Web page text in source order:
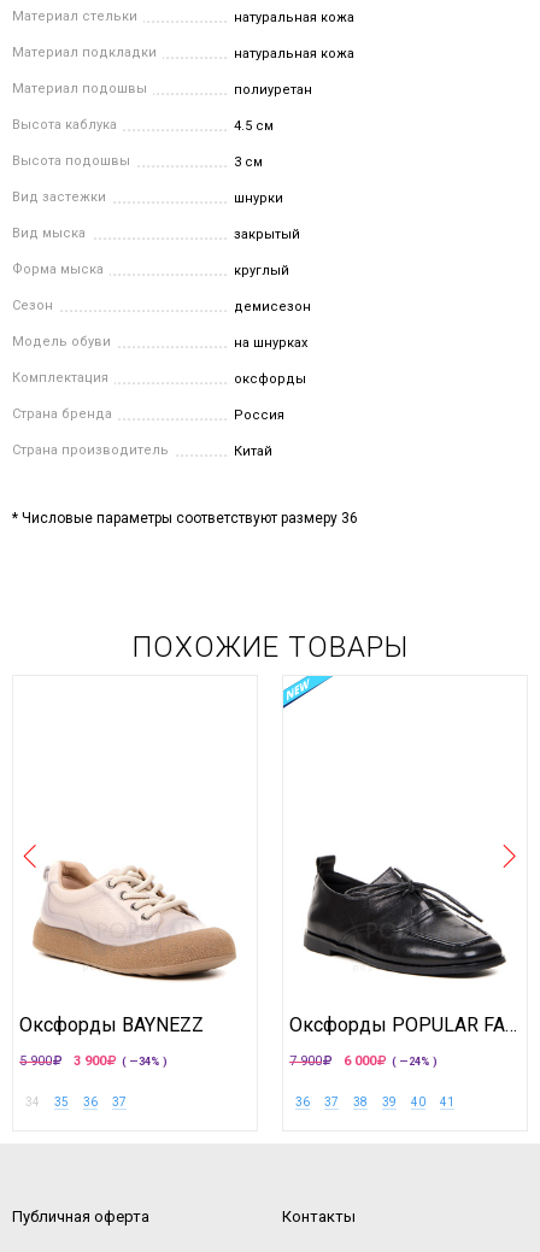
Материал стельки натуральная кожа
Материал подкладки натуральная кожа
Материал подошвы полиуретан
Высота каблука 4.5 см
Высота подошвы 3 см
Вид застежки шнурки
Вид мыска закрытый
Форма мыска круглый
Сезон демисезон
Модель обуви на шнурках
Комплектация оксфорды
Страна бренда Россия
Страна производитель Китай
* Числовые параметры соответствуют размеру 36
ПОХОЖИЕ ТОВАРЫ
Оксфорды BAYNEZZ
5 900 3 900 ( —34% )
34 35 36 37
Оксфорды POPULAR FASHION
7 900 6 000 ( —24% )
36 37 38 39 40 41
Публичная оферта Контакты